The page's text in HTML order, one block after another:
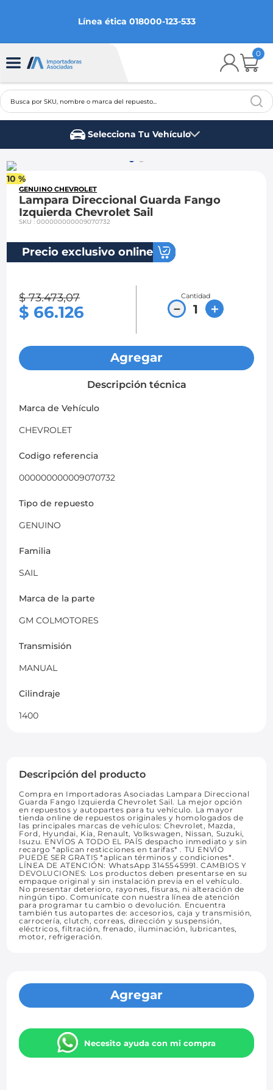
Línea ética 018000-123-533
0
Busca por SKU, nombre o marca del repuesto...
Selecciona Tu Vehículo
10 %
GENUINO CHEVROLET
Lampara Direccional Guarda Fango
Izquierda Chevrolet Sail
SKU:000000000009070732
Precio exclusivo online
$ 73.473,07
$ 66.126
Cantidad
＋
－
Agregar
Descripción técnica
Marca de Vehículo
CHEVROLET
Codigo referencia
000000000009070732
Tipo de repuesto
GENUINO
Familia
SAIL
Marca de la parte
GM COLMOTORES
Transmisión
MANUAL
Cilindraje
1400
Descripción del producto
Compra en Importadoras Asociadas Lampara Direccional
Guarda Fango Izquierda Chevrolet Sail. La mejor opción
en repuestos y autopartes para tu vehículo. La mayor
tienda online de repuestos originales y homologados de
las principales marcas de vehículos: Chevrolet, Mazda,
Ford, Hyundai, Kia, Renault, Volkswagen, Nissan, Suzuki,
Isuzu. ENVÍOS A TODO EL PAÍS despacho inmediato y sin
recargo *aplican resticciones en tarifas* . TU ENVÍO
PUEDE SER GRATIS *aplican términos y condiciones*.
LÍNEA DE ATENCIÓN: WhatsApp 3145545991. CAMBIOS Y
DEVOLUCIONES: Los productos deben presentarse en su
empaque original y sin instalación previa en el vehículo.
No presentar deterioro, rayones, fisuras, ni alteración de
ningún tipo. Comunícate con nuestra línea de atención
para programar tu cambio o devolución. Encuentra
también tus autopartes de: accesorios, caja y transmisión,
carrocería, clutch, correas, dirección y suspensión,
eléctricos, filtración, frenado, iluminación, lubricantes,
motor, refrigeración.
Agregar
Necesito ayuda con mi compra
2
3.
spark gt
ford fiesta
mazda 3
chevrolet sail
chevrolet spark gt